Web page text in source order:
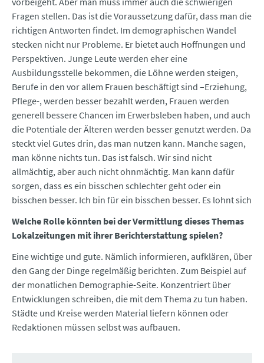
Fragen stellen. Das ist die Voraussetzung dafür, dass man die
richtigen Antworten findet. Im demographischen Wandel
stecken nicht nur Probleme. Er bietet auch Hoffnungen und
Perspektiven. Junge Leute werden eher eine
Ausbildungsstelle bekommen, die Löhne werden steigen,
Berufe in den vor allem Frauen beschäftigt sind –Erziehung,
Pflege-, werden besser bezahlt werden, Frauen werden
generell bessere Chancen im Erwerbsleben haben, und auch
die Potentiale der Älteren werden besser genutzt werden. Da
steckt viel Gutes drin, das man nutzen kann. Manche sagen,
man könne nichts tun. Das ist falsch. Wir sind nicht
allmächtig, aber auch nicht ohnmächtig. Man kann dafür
sorgen, dass es ein bisschen schlechter geht oder ein
bisschen besser. Ich bin für ein bisschen besser. Es lohnt sich
Welche Rolle könnten bei der Vermittlung dieses Themas
Lokalzeitungen mit ihrer Berichterstattung spielen?
Eine wichtige und gute. Nämlich informieren, aufklären, über
den Gang der Dinge regelmäßig berichten. Zum Beispiel auf
der monatlichen Demographie-Seite. Konzentriert über
Entwicklungen schreiben, die mit dem Thema zu tun haben.
Städte und Kreise werden Material liefern können oder
Redaktionen müssen selbst was aufbauen.